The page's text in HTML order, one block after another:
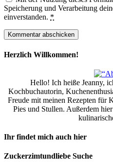
Speicherung und Verarbeitung
einverstanden. *
Herzlich Willkommen!
Hello! Ich heiße Jeanny,
Kochbuchautorin,
Freude mit meinen Rezepten für
Pies und Stullen. Außerdem
Ihr findet mich auch hier
Zuckerzimtundliebe Suche